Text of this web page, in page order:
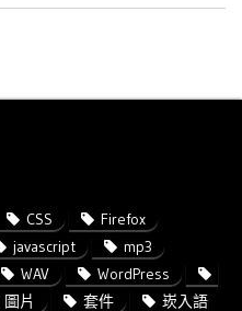
CSS
Firefox
javascript
mp3
WAV
WordPress
圖片 套件 崁入語